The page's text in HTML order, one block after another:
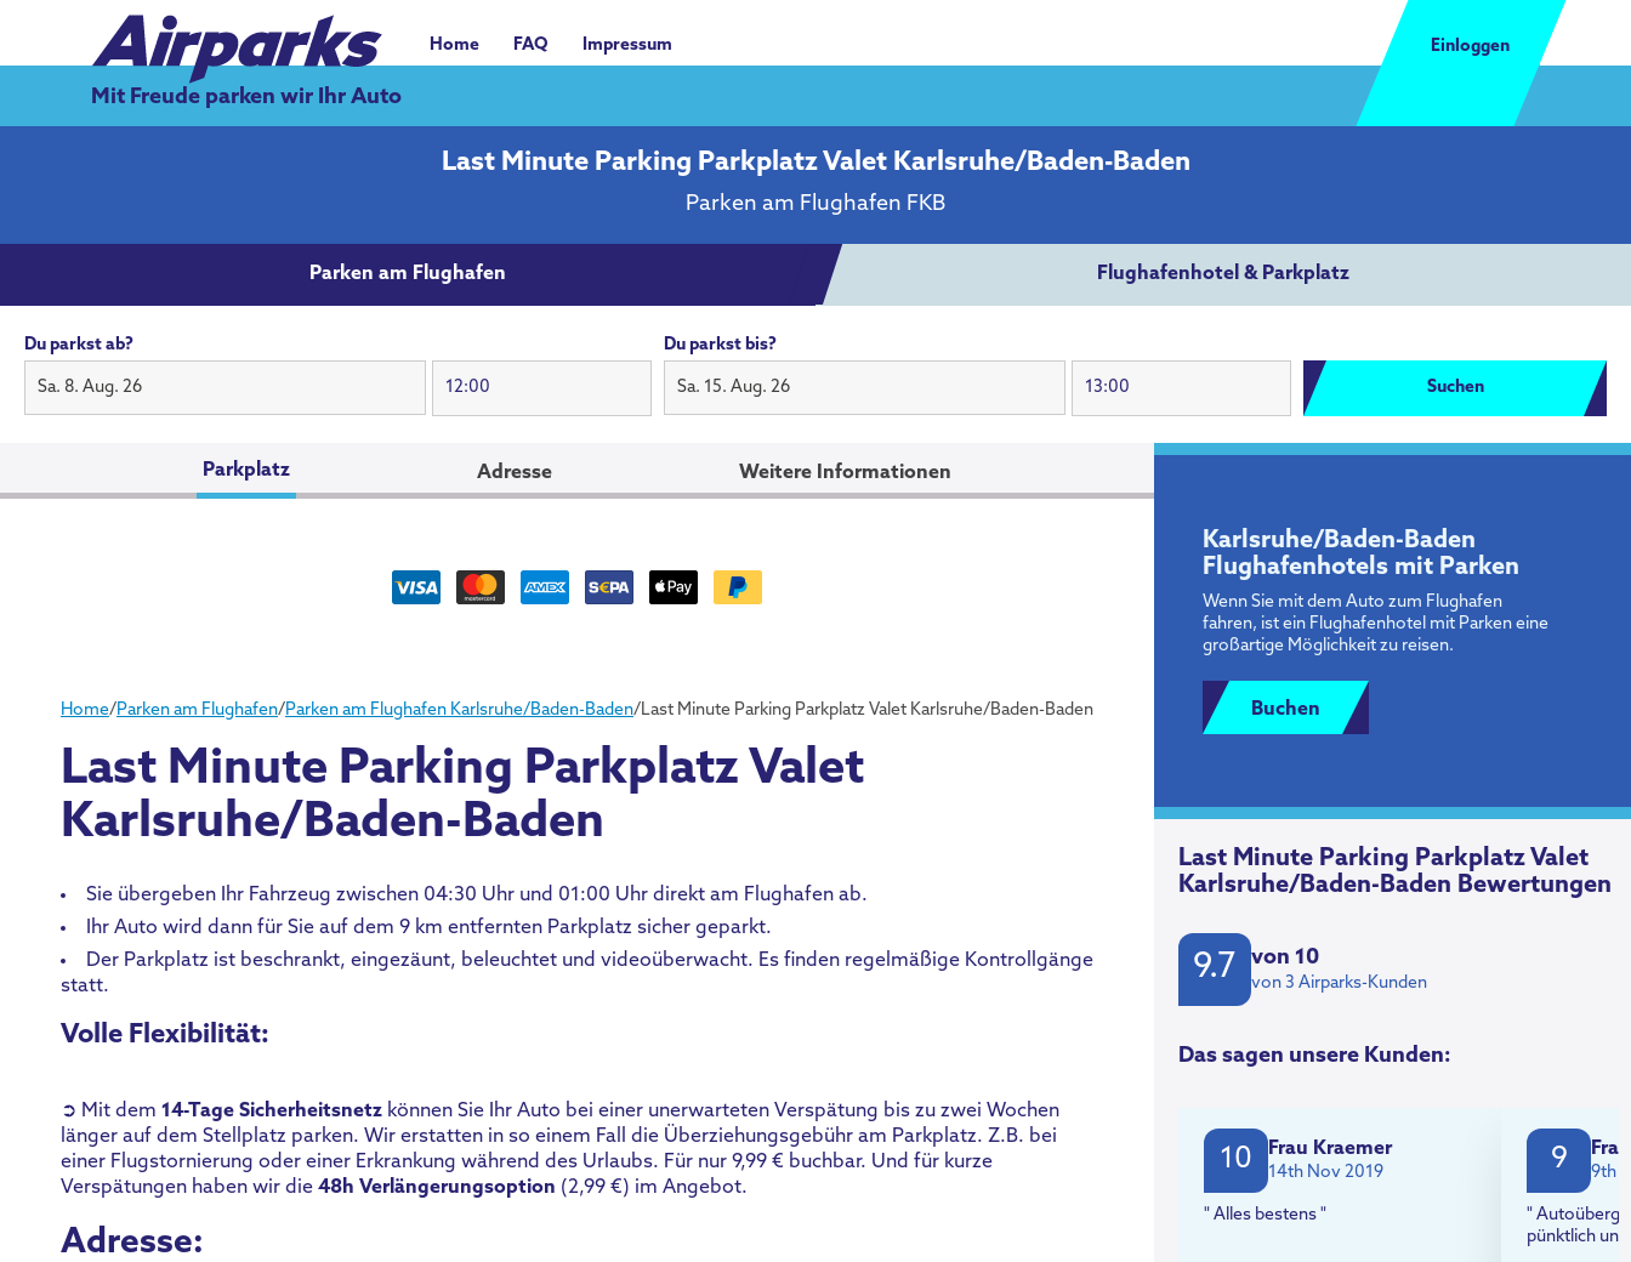
Mit Freude parken wir Ihr Auto
Einloggen
Home FAQ Impressum
Last Minute Parking Parkplatz Valet Karlsruhe/Baden-Baden
Parken am Flughafen FKB
Parken am Flughafen Flughafenhotel & Parkplatz
Du parkst ab?
Sa. 8. Aug. 26
Du parkst bis?
Sa. 15. Aug. 26 Suchen
Parkplatz Adresse Weitere Informationen
Home/ Parken am Flughafen/ Parken am Flughafen Karlsruhe/Baden-Baden/ Last Minute Parking Parkplatz Valet Karlsruhe/Baden-Baden
Last Minute Parking Parkplatz Valet
Karlsruhe/Baden-Baden
Sie übergeben Ihr Fahrzeug zwischen 04:30 Uhr und 01:00 Uhr direkt am Flughafen ab.
Ihr Auto wird dann für Sie auf dem 9 km entfernten Parkplatz sicher geparkt.
Der Parkplatz ist beschrankt, eingezäunt, beleuchtet und videoüberwacht. Es finden regelmäßige Kontrollgänge
statt.
Volle Flexibilität:
➲ Mit dem 14-Tage Sicherheitsnetz können Sie Ihr Auto bei einer unerwarteten Verspätung bis zu zwei Wochen
länger auf dem Stellplatz parken. Wir erstatten in so einem Fall die Überziehungsgebühr am Parkplatz. Z.B. bei
einer Flugstornierung oder einer Erkrankung während des Urlaubs. Für nur 9,99 € buchbar. Und für kurze
Verspätungen haben wir die 48h Verlängerungsoption (2,99 €) im Angebot.
Adresse:
Karlsruhe/Baden-Baden
Flughafenhotels mit Parken
Wenn Sie mit dem Auto zum Flughafen
fahren, ist ein Flughafenhotel mit Parken eine
großartige Möglichkeit zu reisen.
Buchen
Last Minute Parking Parkplatz Valet
Karlsruhe/Baden-Baden Bewertungen
9.7 von 10
von 3 Airparks-Kunden
Das sagen unsere Kunden:
10 Frau Kraemer
14th Nov 2019
" Alles bestens "
9 9th
"
pünktlich